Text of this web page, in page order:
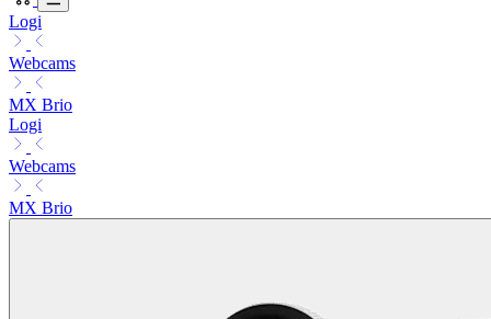
Logi
Webcams
MX Brio
Logi
Webcams
MX Brio